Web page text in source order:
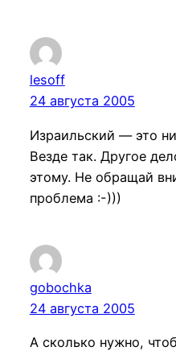
lesoff
24 августа 2005
Израильский — это
Везде так. Другое
этому. Не обращай
проблема :-)))
gobochka
24 августа 2005
А сколько нужно,